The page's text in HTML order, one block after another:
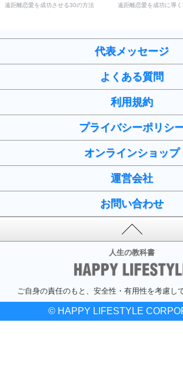
遠距離恋愛を成功させる30の方法 遠距離恋愛を成功に導
代表メッセージ
よくある質問
利用規約
プライバシーポリシ
オンラインショップ
運営会社
お問い合わせ
人生の教科書
ご自身の責任のもと、安全性・有用性を考慮し
© HAPPY LIFESTYLE